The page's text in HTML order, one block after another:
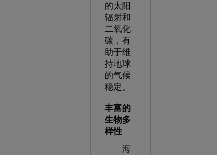
的太阳
辐射和
二氧化
碳，有
助于维
持地球
的气候
稳定。
丰富的
生物多
样性
海